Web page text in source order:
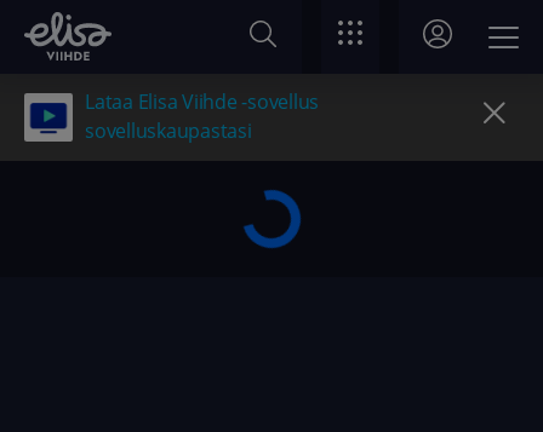
Lataa Elisa Viihde -sovellus
sovelluskaupastasi